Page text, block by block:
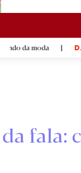
| D.Santiago
fala: